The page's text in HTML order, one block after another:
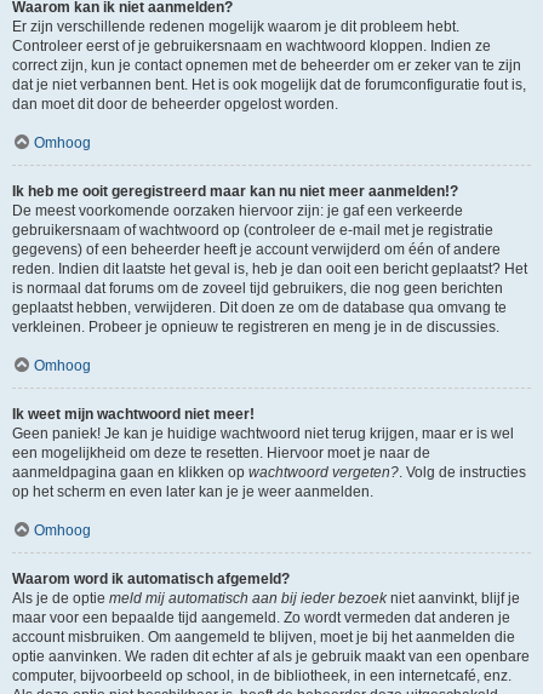
Waarom kan ik niet aanmelden?
Er zijn verschillende redenen mogelijk waarom je dit probleem hebt.
Controleer eerst of je gebruikersnaam en wachtwoord kloppen. Indien ze
correct zijn, kun je contact opnemen met de beheerder om er zeker van te zijn
dat je niet verbannen bent. Het is ook mogelijk dat de forumconfiguratie fout is,
dan moet dit door de beheerder opgelost worden.
Omhoog
Ik heb me ooit geregistreerd maar kan nu niet meer aanmelden!?
De meest voorkomende oorzaken hiervoor zijn: je gaf een verkeerde
gebruikersnaam of wachtwoord op (controleer de e-mail met je registratie
gegevens) of een beheerder heeft je account verwijderd om één of andere
reden. Indien dit laatste het geval is, heb je dan ooit een bericht geplaatst? Het
is normaal dat forums om de zoveel tijd gebruikers, die nog geen berichten
geplaatst hebben, verwijderen. Dit doen ze om de database qua omvang te
verkleinen. Probeer je opnieuw te registreren en meng je in de discussies.
Omhoog
Ik weet mijn wachtwoord niet meer!
Geen paniek! Je kan je huidige wachtwoord niet terug krijgen, maar er is wel
een mogelijkheid om deze te resetten. Hiervoor moet je naar de
aanmeldpagina gaan en klikken op wachtwoord vergeten?. Volg de instructies
op het scherm en even later kan je je weer aanmelden.
Omhoog
Waarom word ik automatisch afgemeld?
Als je de optie meld mij automatisch aan bij ieder bezoekniet aanvinkt, blijf je
maar voor een bepaalde tijd aangemeld. Zo wordt vermeden dat anderen je
account misbruiken. Om aangemeld te blijven, moet je bij het aanmelden die
optie aanvinken. We raden dit echter af als je gebruik maakt van een openbare
computer, bijvoorbeeld op school, in de bibliotheek, in een internetcafé, enz.